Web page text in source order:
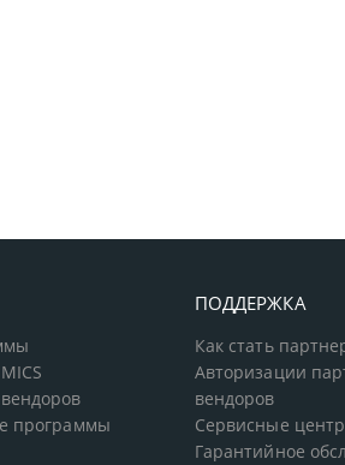
программы
ПОДДЕРЖКА
Как стать
Авторизации
вендоров
Сервисные
Гарантийное